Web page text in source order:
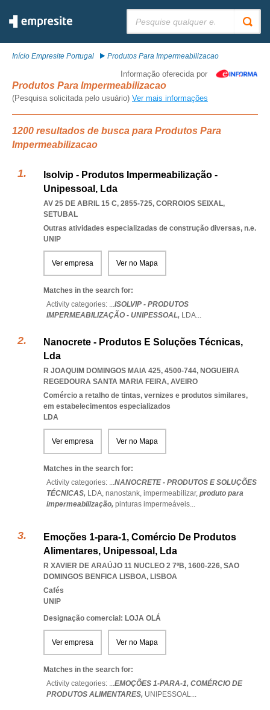
Início Empresite Portugal Produtos Para Impermeabilizacao
Informação oferecida por
Produtos Para Impermeabilizacao
(Pesquisa solicitada pelo usuário) Ver mais informações
1200 resultados de busca para Produtos Para
Impermeabilizacao
Isolvip - Produtos Impermeabilização -
Unipessoal, Lda
AV 25 DE ABRIL 15 C, 2855-725, CORROIOS SEIXAL,
SETUBAL
Outras atividades especializadas de construção diversas, n.e.
UNIP
Ver empresa Ver no Mapa
Matches in the search for:
Activity categories: ...ISOLVIP - PRODUTOS
IMPERMEABILIZAÇÃO - UNIPESSOAL, LDA...
Nanocrete - Produtos E Soluções Técnicas,
Lda
R JOAQUIM DOMINGOS MAIA 425, 4500-744, NOGUEIRA
REGEDOURA SANTA MARIA FEIRA, AVEIRO
Comércio a retalho de tintas, vernizes e produtos similares,
em estabelecimentos especializados
LDA
Ver empresa Ver no Mapa
Matches in the search for:
Activity categories: ...NANOCRETE - PRODUTOS E SOLUÇÕES
TÉCNICAS, LDA, nanostank, impermeabilizar, produto para
impermeabilização, pinturas impermeáveis...
Emoções 1-para-1, Comércio De Produtos
Alimentares, Unipessoal, Lda
R XAVIER DE ARAÚJO 11 NUCLEO 2 7ºB, 1600-226, SAO
DOMINGOS BENFICA LISBOA, LISBOA
Cafés
UNIP
Designação comercial: LOJA OLÁ
Ver empresa Ver no Mapa
Matches in the search for:
Activity categories: ...EMOÇÕES 1-PARA-1, COMÉRCIO DE
PRODUTOS ALIMENTARES, UNIPESSOAL...